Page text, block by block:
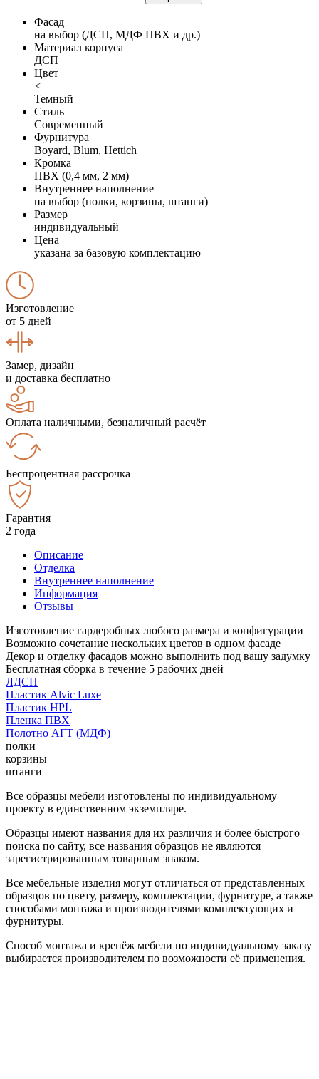
Фасад
на выбор (ДСП, МДФ ПВХ и др.)
Материал корпуса
ДСП
Цвет
<
Темный
Стиль
Современный
Фурнитура
Boyard, Blum, Hettich
Кромка
ПВХ (0,4 мм, 2 мм)
Внутреннее наполнение
на выбор (полки, корзины, штанги)
Размер
индивидуальный
Цена
указана за базовую комплектацию
Изготовление
от 5 дней
Замер, дизайн
и доставка бесплатно
Оплата наличными, безналичный расчёт
Беспроцентная рассрочка
Гарантия
2 года
Описание
Отделка
Внутреннее наполнение
Информация
Отзывы
Изготовление гардеробных любого размера и конфигурации
Возможно сочетание нескольких цветов в одном фасаде
Декор и отделку фасадов можно выполнить под вашу задумку
Бесплатная сборка в течение 5 рабочих дней
ЛДСП
Пластик Alvic Luxe
Пластик HPL
Пленка ПВХ
Полотно АГТ (МДФ)
полки
корзины
штанги
Все образцы мебели изготовлены по индивидуальному
проекту в единственном экземпляре.
Образцы имеют названия для их различия и более быстрого
поиска по сайту, все названия образцов не являются
зарегистрированным товарным знаком.
Все мебельные изделия могут отличаться от представленных
образцов по цвету, размеру, комплектации, фурнитуре, а также
способами монтажа и производителями комплектующих и
фурнитуры.
Способ монтажа и крепёж мебели по индивидуальному заказу
выбирается производителем по возможности её применения.